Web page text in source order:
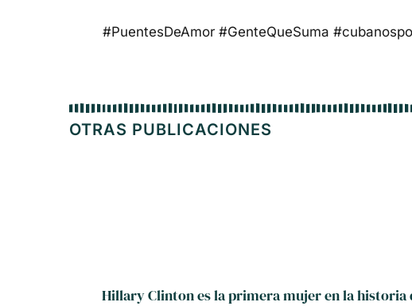
#PuentesDeAmor #GenteQueSuma
OTRAS PUBLICACIONES
Hillary Clinton es la primera mujer en la historia